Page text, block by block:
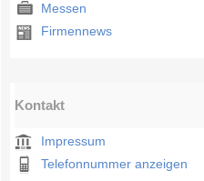
Messen
Firmennews
Kontakt
Impressum
Telefonnummer anzeigen